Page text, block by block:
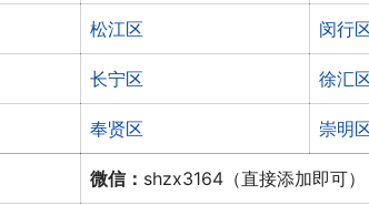
松江区 闵行
长宁区 徐汇
奉贤区 崇明
微信： shzx3164（直接添加即可）